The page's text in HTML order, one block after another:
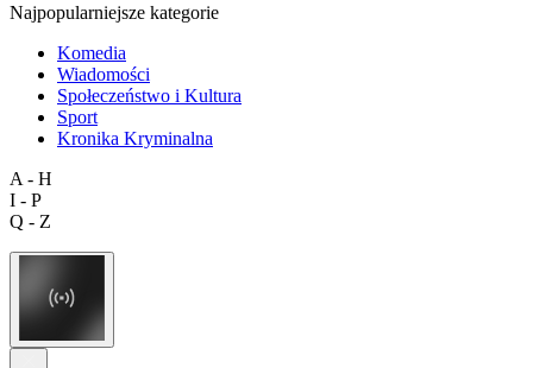
Najpopularniejsze kategorie
Komedia
Wiadomości
Społeczeństwo i Kultura
Sport
Kronika Kryminalna
A - H
I - P
Q - Z